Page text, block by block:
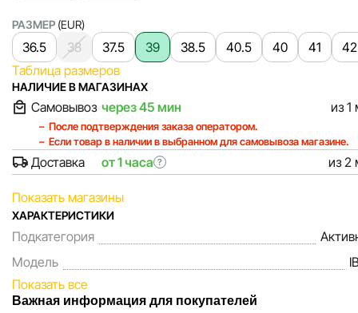
РАЗМЕР (EUR)
36.5 38 37.5 39 38.5 40.5 40 41
42
Таблица размеров
НАЛИЧИЕ В МАГАЗИНАХ
Самовывоз через 45 мин из 1
После подтверждения заказа оператором.
Если товар в наличии в выбранном для самовывоза магазине.
Доставка от 1 часа ? из 2
Показать магазины
ХАРАКТЕРИСТИКИ
Подкатегория
Модель
Показать все
Важная информация для покупателей